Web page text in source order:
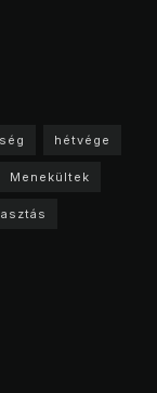
hétvége
Menekültek